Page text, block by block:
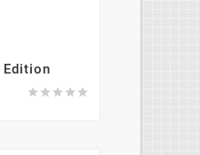
Edition
    